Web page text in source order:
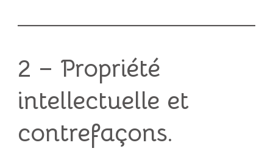
2 – Propriété
intellectuelle et
contrefaçons.